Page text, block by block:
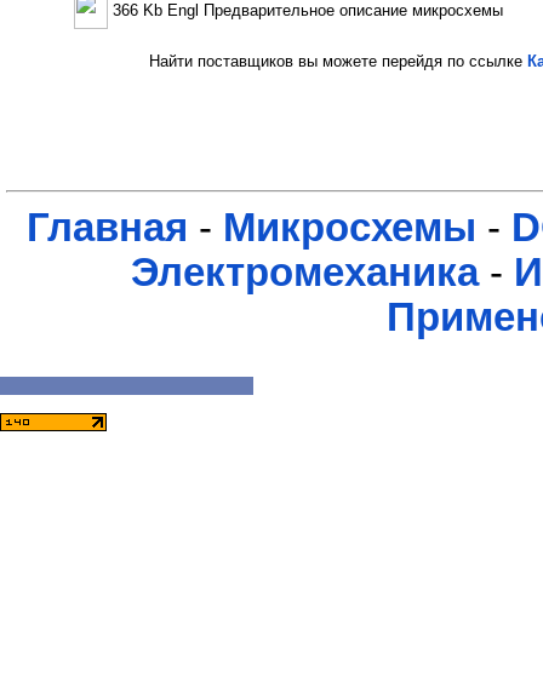
366 Kb Engl Предварительное описание микросхемы
Найти поставщиков вы можете перейдя по ссылке
Главная - Микросхемы -
Электромеханика-